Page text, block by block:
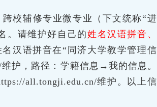
校辅修专业微专业（下文统称“进
。请维护好自己的姓名汉语拼音、
汉语拼音在“同济大学教学管理信
护，路径：学籍信息→我的信息。
all.tongji.edu.cn/维护。以上信